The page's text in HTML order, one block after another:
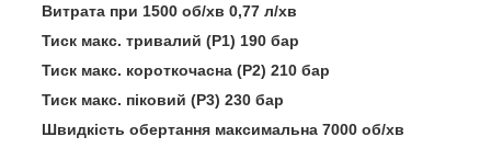
Витрата при 1500 об/хв 0,77 л/хв
Тиск макс. тривалий (Р1) 190 бар
Тиск макс. короткочасна (Р2) 210 бар
Тиск макс. піковий (Р3) 230 бар
Швидкість обертання максимальна 7000 об/хв